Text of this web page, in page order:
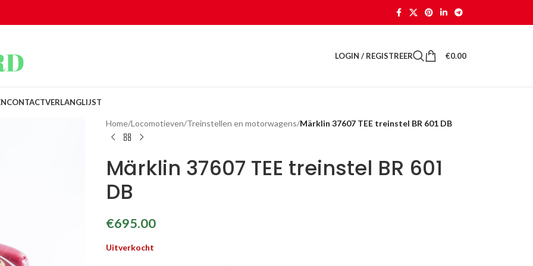
LOGIN / REGISTREER €0.00
CONTACTVERLANGLIJST
Home/Locomotieven/Treinstellen en motorwagens/Märklin 37607 TEE treinstel BR 601 DB
Märklin 37607 TEE treinstel BR 601
DB
€695.00
Uitverkocht